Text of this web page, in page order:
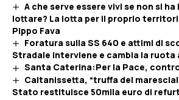
A che serve essere vivi se non si
lottare? La lotta per il proprio
Pippo Fava
Foratura sulla SS 640 e attimi di
Stradale interviene e cambia la ruota
Santa Caterina:Per la Pace,
Caltanissetta, “truffa del
Stato restituisce 50mila euro di